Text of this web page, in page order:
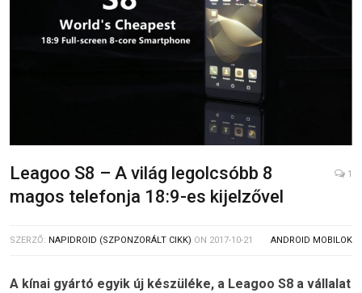
Leagoo S8 – A világ legolcsóbb 8
magos telefonja 18:9-es kijelzővel
1
SZERZŐ: NAPIDROID (SZPONZORÁLT CIKK) ON 2017-10-21 ANDROID MOBILOK
A kínai gyártó egyik új készüléke, a Leagoo S8 a vállalat